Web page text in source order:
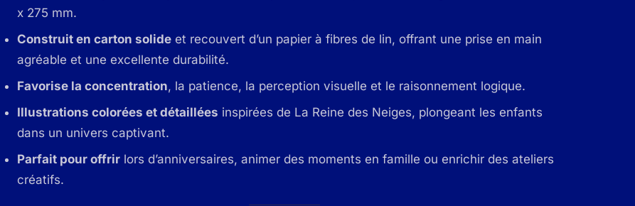
x 275 mm.
Construit en carton solide et recouvert d’un papier à fibres de lin, offrant une prise en main
agréable et une excellente durabilité.
Favorise la concentration, la patience, la perception visuelle et le raisonnement logique.
Illustrations colorées et détaillées inspirées de La Reine des Neiges, plongeant les enfants
dans un univers captivant.
Parfait pour offrir lors d’anniversaires, animer des moments en famille ou enrichir des ateliers
créatifs.